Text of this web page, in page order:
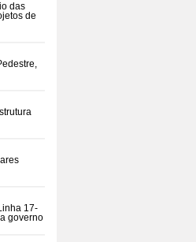
das
de
17-
governo